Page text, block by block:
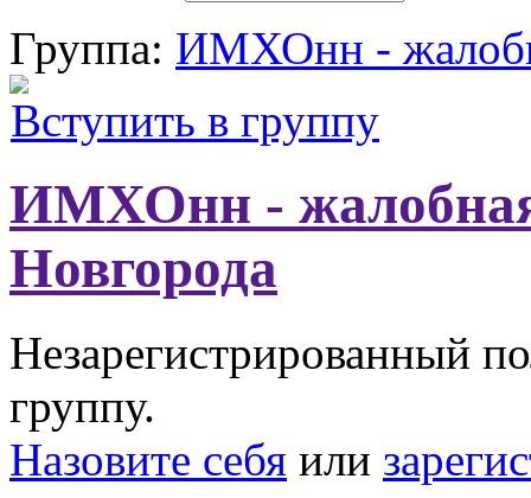
Группа: ИМХОнн -
Вступить в группу
ИМХОнн -
Новгорода
Незарегистрированный
группу.
Назовите себя или